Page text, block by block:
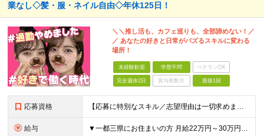
業なし◇髪・服・ネイル自由◇年休125日！
＼＼推し活も、カフェ巡りも、全部諦めない！／
／ あなたの好きと日常がバズるスキルに変わる
場所！
未経験歓迎 学歴不問 ベテランOK
完全週休2日 賞与複数月 面接1回
応募資格 【応募に特別なスキル／志望理由は一切求めません！】 学歴不問／職種・業種未経験歓迎／面接は1回のみ！ ＼＼10名以上の仲間を大募集！／／ 未経験・第二新卒・初めての正社員も大歓迎！ 「旅行が好き！
給与 ▼一都三県にお住まいの方 月給22万円～30万円+インセンティブ ※経験・能力を考慮して決定。経験がある場合は、スキルに応じた月給額でスタートします。 ※上記には固定残業代（10時間分／15,000円